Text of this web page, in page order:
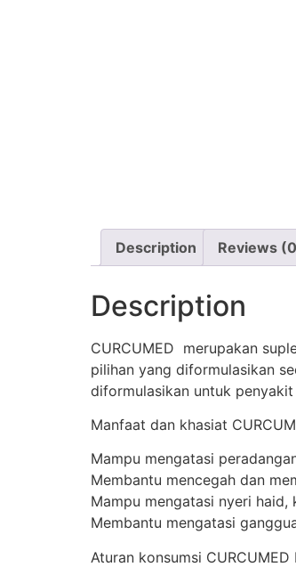
Description Reviews
Description
CURCUMED merupakan
pilihan yang diformulasikan
diformulasikan untuk
Manfaat dan khasiat
Mampu mengatasi
Membantu mencegah dan
Mampu mengatasi nyeri haid,
Membantu mengatasi
Aturan konsumsi CURCUMED